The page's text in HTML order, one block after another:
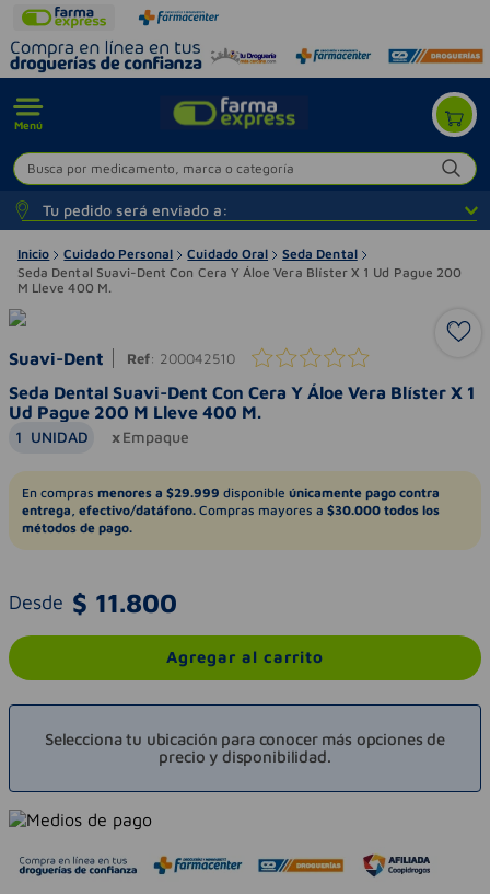
Menú
Busca por medicamento, marca o categoría
Tu pedido será enviado a:
Inicio Cuidado Personal Cuidado Oral
Seda Dental
Seda Dental Suavi-Dent Con Cera Y Áloe Vera Blíster X 1 Ud Pague 200
M Lleve 400 M.
Suavi-Dent Ref: 200042510
Seda Dental Suavi-Dent Con Cera Y Áloe Vera Blíster X 1
Ud Pague 200 M Lleve 400 M.
1 UNIDAD Empaque
En compras menores a $29.999 disponible únicamente pago contra
entrega, efectivo/datáfono. Compras mayores a $30.000 todos los
métodos de pago.
Desde $ 11.800
Agregar al carrito
Selecciona tu ubicación para conocer más opciones de
precio y disponibilidad.